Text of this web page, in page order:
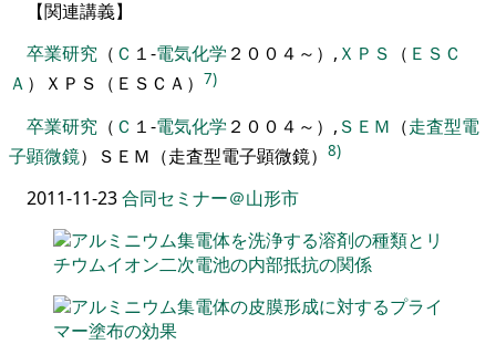
【関連講義】
卒業研究 （ Ｃ １-電気化学 ２００４ ～ ） , ＸＰＳ （ ＥＳＣ
Ａ ） ＸＰＳ（ＥＳＣＡ） 7)
卒業研究 （ Ｃ １-電気化学 ２００４ ～ ） , ＳＥＭ （走査型電
子顕微鏡） ＳＥＭ（走査型電子顕微鏡） 8)
2011-11-23合同セミナー＠山形市
アルミニウム集電体を洗浄する溶剤の種類とリ
チウムイオン二次電池の内部抵抗の関係
アルミニウム集電体の皮膜形成に対するプライ
マー塗布の効果